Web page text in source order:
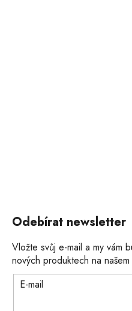
Odebírat newsletter
Vložte svůj e-mail a my vám
nových produktech na
E-mail